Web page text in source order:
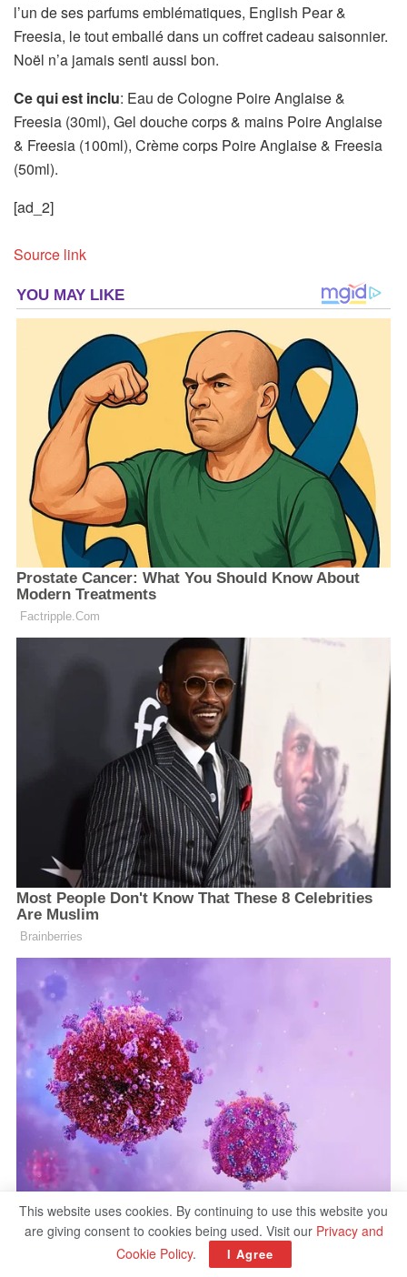
l’un de ses parfums emblématiques, English Pear &
Freesia, le tout emballé dans un coffret cadeau saisonnier.
Noël n’a jamais senti aussi bon.
Ce qui est inclu: Eau de Cologne Poire Anglaise &
Freesia (30ml), Gel douche corps & mains Poire Anglaise
& Freesia (100ml), Crème corps Poire Anglaise & Freesia
(50ml).
[ad_2]
Source link
This website uses cookies. By continuing to use this website you
are giving consent to cookies being used. Visit our Privacy and
Cookie Policy. I Agree